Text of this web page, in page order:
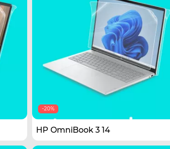
-20%
HP OmniBook 3 14